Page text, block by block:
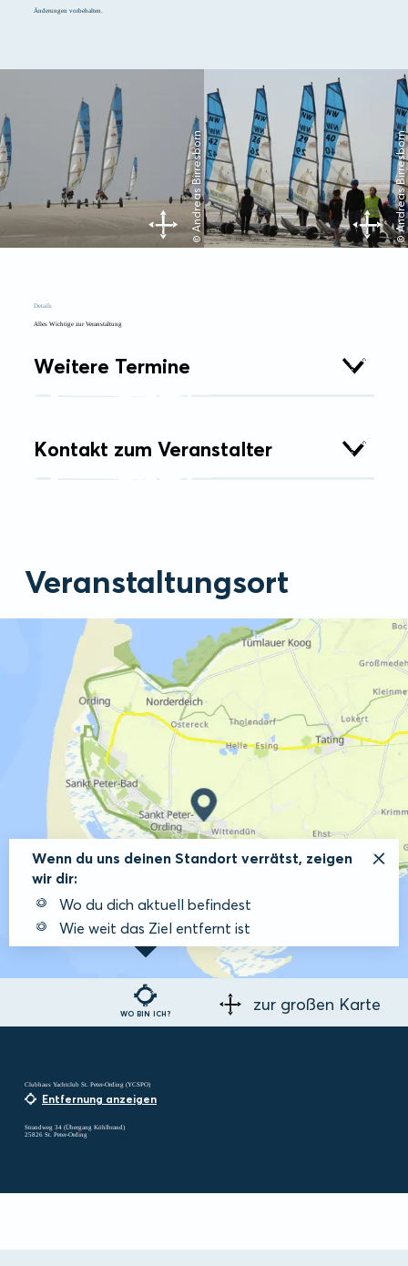
Änderungen vorbehalten.
© Andreas Birresborn © Andreas Birresborn
Details
Alles Wichtige zur Veranstaltung
Weitere Termine
Kontakt zum Veranstalter
Veranstaltungsort
WO BIN ICH?
Wenn du uns deinen Standort verrätst, zeigen
wir dir:
Wo du dich aktuell befindest
Wie weit das Ziel entfernt ist
zur großen Karte
Clubhaus Yachtclub St. Peter-Ording (YCSPO)
Entfernung anzeigen
Strandweg 34 (Übergang Köhlbrand)
25826 St. Peter-Ording